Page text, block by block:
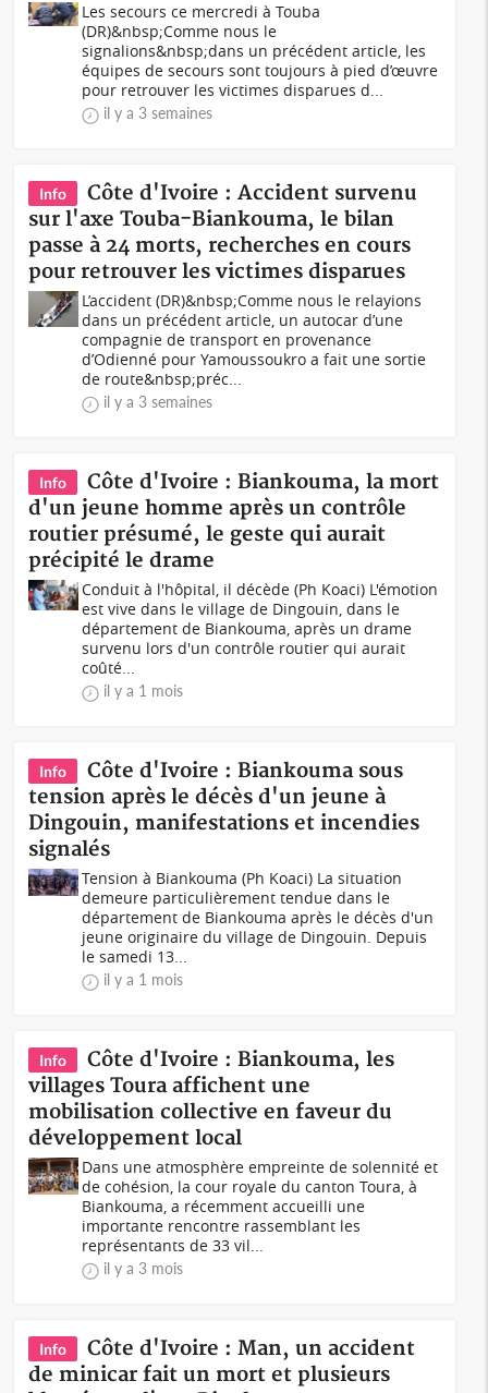
Les secours ce mercredi à Touba
(DR)&nbsp;Comme nous le
signalions&nbsp;dans un précédent article, les
équipes de secours sont toujours à pied d’œuvre
pour retrouver les victimes disparues d...
il y a 3 semaines
Info
Côte d'Ivoire : Accident survenu
sur l'axe Touba-Biankouma, le bilan
passe à 24 morts, recherches en cours
pour retrouver les victimes disparues
L’accident (DR)&nbsp;Comme nous le relayions
dans un précédent article, un autocar d’une
compagnie de transport en provenance
d’Odienné pour Yamoussoukro a fait une sortie
de route&nbsp;préc...
il y a 3 semaines
Info
Côte d'Ivoire : Biankouma, la mort
d'un jeune homme après un contrôle
routier présumé, le geste qui aurait
précipité le drame
Conduit à l'hôpital, il décède (Ph Koaci) L'émotion
est vive dans le village de Dingouin, dans le
département de Biankouma, après un drame
survenu lors d'un contrôle routier qui aurait
coûté...
il y a 1 mois
Info
Côte d'Ivoire : Biankouma sous
tension après le décès d'un jeune à
Dingouin, manifestations et incendies
signalés
Tension à Biankouma (Ph Koaci) La situation
demeure particulièrement tendue dans le
département de Biankouma après le décès d'un
jeune originaire du village de Dingouin. Depuis
le samedi 13...
il y a 1 mois
Info
Côte d'Ivoire : Biankouma, les
villages Toura affichent une
mobilisation collective en faveur du
développement local
Dans une atmosphère empreinte de solennité et
de cohésion, la cour royale du canton Toura, à
Biankouma, a récemment accueilli une
importante rencontre rassemblant les
représentants de 33 vil...
il y a 3 mois
Info
Côte d'Ivoire : Man, un accident
de minicar fait un mort et plusieurs